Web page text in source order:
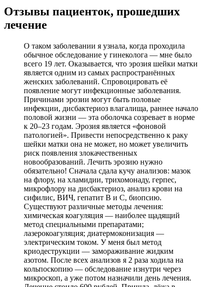
Отзывы пациенток, прошедших
лечение
О таком заболевании я узнала, когда проходила
обычное обследование у гинеколога — мне было
всего 19 лет. Оказывается, что эрозия шейки матки
является одним из самых распространённых
женских заболеваний. Спровоцировать её
появление могут инфекционные заболевания.
Причинами эрозии могут быть половые
инфекции, дисбактериоз влагалища, раннее начало
половой жизни — эта оболочка созревает в норме
к 20–23 годам. Эрозия является «фоновой
патологией». Привести непосредственно к раку
шейки матки она не может, но может увеличить
риск появления злокачественных
новообразований. Лечить эрозию нужно
обязательно! Сначала сдала кучу анализов: мазок
на флору, на хламидии, трихомонаду, герпес,
микрофлору на дисбактериоз, анализ крови на
сифилис, ВИЧ, гепатит В и С, биопсию.
Существуют различные методы лечения:
химическая коагуляция — наиболее щадящий
метод специальными препаратами;
лазерокоагуляция; диатермоконизация —
электрическим током. У меня был метод
криодеструкции — замораживание жидким
азотом. После всех анализов я 2 раза ходила на
кольпоскопию — обследование изнутри через
микроскоп, а уже потом назначили день лечения.